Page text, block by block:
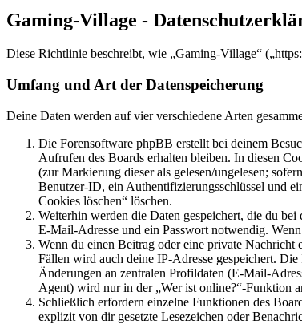
Gaming-Village -
Diese Richtlinie beschreibt, wie „Gaming-Village“
Umfang und Art der Datenspeicherung
Deine Daten werden auf vier verschiedene Arten
Die Forensoftware phpBB erstellt bei deinem
Aufrufen des Boards erhalten bleiben. In diesen
(zur Markierung dieser als gelesen/ungelesen;
Benutzer-ID, ein Authentifizierungsschlüssel und
Cookies löschen“ löschen.
Weiterhin werden die Daten gespeichert, die du
E-Mail-Adresse und ein Passwort notwendig.
Wenn du einen Beitrag oder eine private Nachricht
Fällen wird auch deine IP-Adresse gespeichert.
Änderungen an zentralen Profildaten (E-Mail-
Agent) wird nur in der „Wer ist online?“-Funktion
Schließlich erfordern einzelne Funktionen des
explizit von dir gesetzte Lesezeichen oder